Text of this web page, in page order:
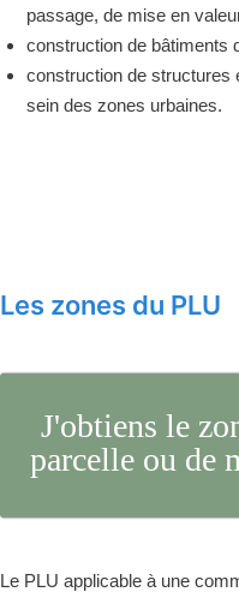
passage, de mise en
construction de bâtiments
construction de structures
sein des zones urbaines.
Les zones du PLU
J'obtiens le
parcelle ou de
Le PLU applicable à une